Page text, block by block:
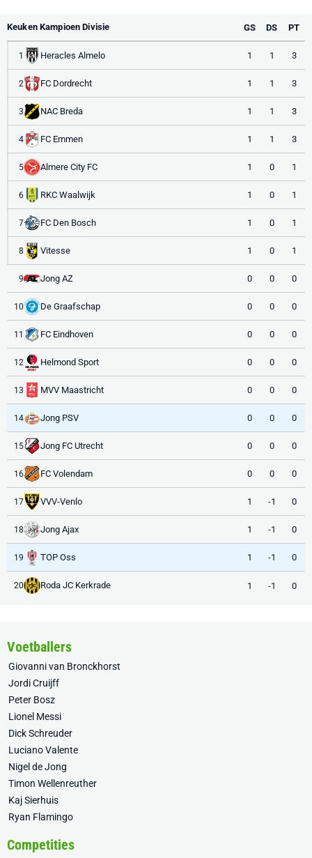
Keuken Kampioen Divisie GS DS PT
1 Heracles Almelo 1 1 3
2 FC Dordrecht 1 1 3
3 NAC Breda 1 1 3
4 FC Emmen 1 1 3
5 Almere City FC 1 0 1
6 RKC Waalwijk 1 0 1
7 FC Den Bosch 1 0 1
8 Vitesse 1 0 1
9 Jong AZ 0 0 0
10 De Graafschap 0 0 0
11 FC Eindhoven 0 0 0
12 Helmond Sport 0 0 0
13 MVV Maastricht 0 0 0
14 Jong PSV 0 0 0
15 Jong FC Utrecht 0 0 0
16 FC Volendam 0 0 0
17 VVV-Venlo 1 -1 0
18 Jong Ajax 1 -1 0
19 TOP Oss 1 -1 0
20 Roda JC Kerkrade 1 -1 0
Voetballers
Giovanni van Bronckhorst
Jordi Cruijff
Peter Bosz
Lionel Messi
Dick Schreuder
Luciano Valente
Nigel de Jong
Timon Wellenreuther
Kaj Sierhuis
Ryan Flamingo
Competities